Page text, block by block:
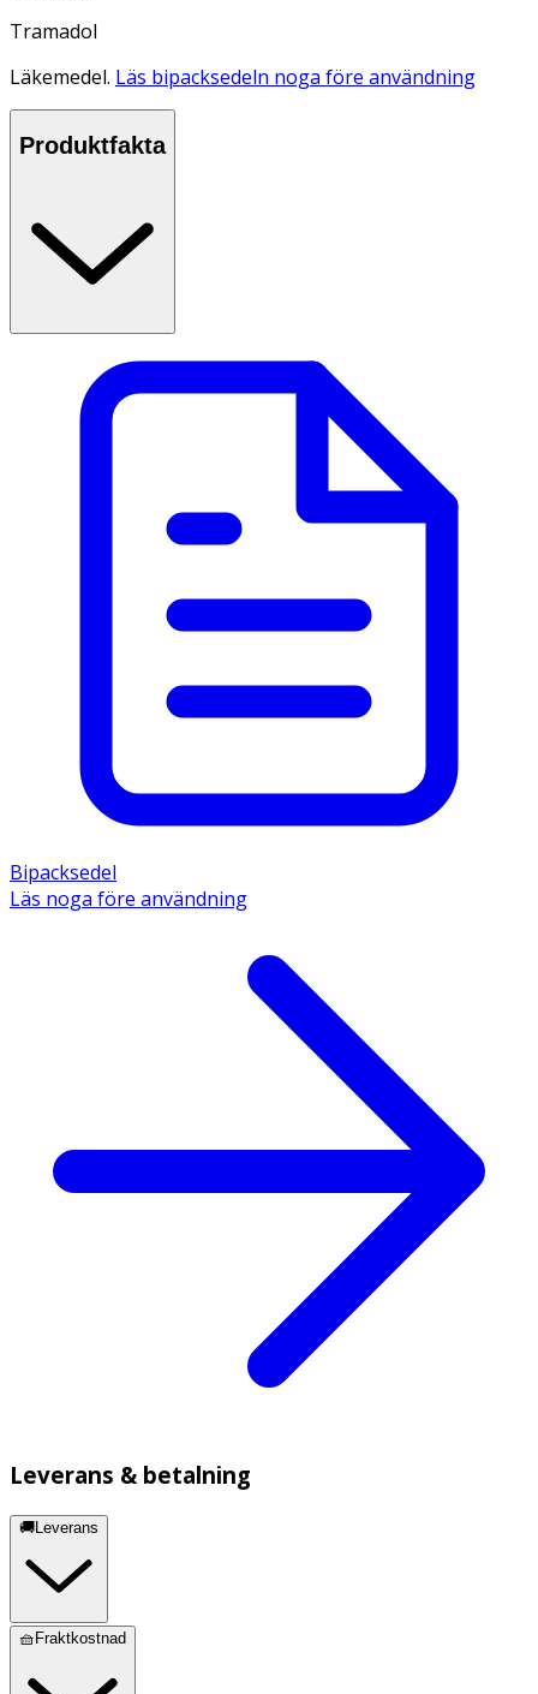
Tramadol
Läkemedel. Läs bipacksedeln noga före användning
Produktfakta
Bipacksedel
Läs noga före användning
Leverans & betalning
🚚Leverans
🧺Fraktkostnad